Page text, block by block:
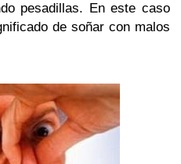
pesadillas. En este caso
de soñar con malos